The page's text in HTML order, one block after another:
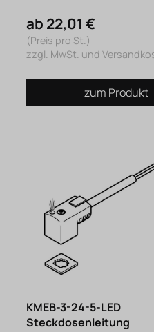
ab 22,01 €
(Preis pro St.)
zzgl. MwSt. und
zum Produkt
KMEB-3-24-5-LED
Steckdosenleitung